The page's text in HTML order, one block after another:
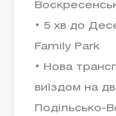
• 5 хв до
Family Park
• Нова
виїздом на
Подільсько-